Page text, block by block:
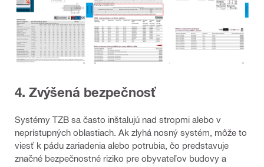
4. Zvýšená bezpečnosť
Systémy TZB sa často inštalujú nad stropmi alebo v
neprístupných oblastiach. Ak zlyhá nosný systém, môže to
viesť k pádu zariadenia alebo potrubia, čo predstavuje
značné bezpečnostné riziko pre obyvateľov budovy a